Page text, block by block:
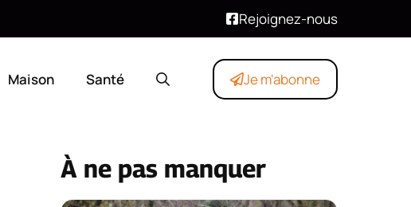
Rejoignez-nous
Maison Santé Je m'abonne
À ne pas manquer